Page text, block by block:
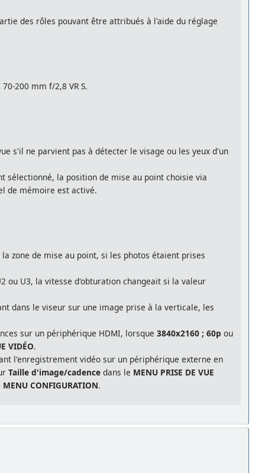
des rôles pouvant être attribués à l'aide du réglage
200 mm f/2,8 VR S.
s'il ne parvient pas à détecter le visage ou les yeux d'un
sélectionné, la position de mise au point choisie via
de mémoire est activé.
zone de mise au point, si les photos étaient prises
ou U3, la vitesse d'obturation changeait si la valeur
dans le viseur sur une image prise à la verticale, les
sur un périphérique HDMI, lorsque 3840x2160 ; 60p ou
VIDÉO.
l'enregistrement vidéo sur un périphérique externe en
Taille d'image/cadence dans le MENU PRISE DE VUE
MENU CONFIGURATION.